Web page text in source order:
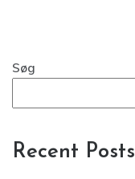
Søg
Recent Posts